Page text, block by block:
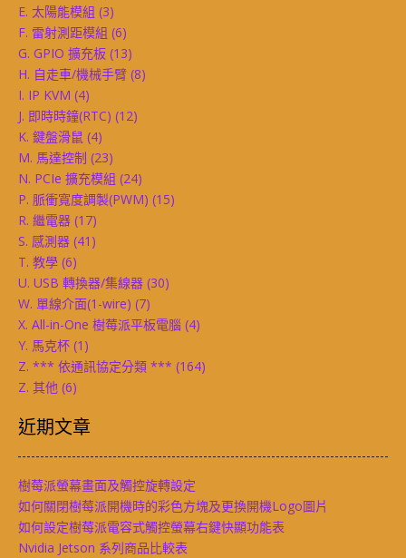
E. 太陽能模組 (3)
F. 雷射測距模組 (6)
G. GPIO 擴充板 (13)
H. 自走車/機械手臂 (8)
I. IP KVM (4)
J. 即時時鐘(RTC) (12)
K. 鍵盤滑鼠 (4)
M. 馬達控制 (23)
N. PCIe 擴充模組 (24)
P. 脈衝寬度調製(PWM) (15)
R. 繼電器 (17)
S. 感測器 (41)
T. 教學 (6)
U. USB 轉換器/集線器 (30)
W. 單線介面(1-wire) (7)
X. All-in-One 樹莓派平板電腦 (4)
Y. 馬克杯 (1)
Z. *** 依通訊協定分類 *** (164)
Z. 其他 (6)
近期文章
樹莓派螢幕畫面及觸控旋轉設定
如何關閉樹莓派開機時的彩色方塊及更換開機Logo圖片
如何設定樹莓派電容式觸控螢幕右鍵快顯功能表
Nvidia Jetson 系列商品比較表